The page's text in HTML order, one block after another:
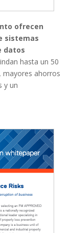
ofrecen
sistemas
datos
hasta un 50
mayores ahorros
y un